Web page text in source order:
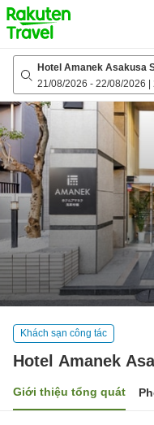
to
top
page
Hotel Amanek Asakusa
21/08/2026 - 22/08/2026
Khách sạn công tác
Hotel Amanek
Giới thiệu tổng quát